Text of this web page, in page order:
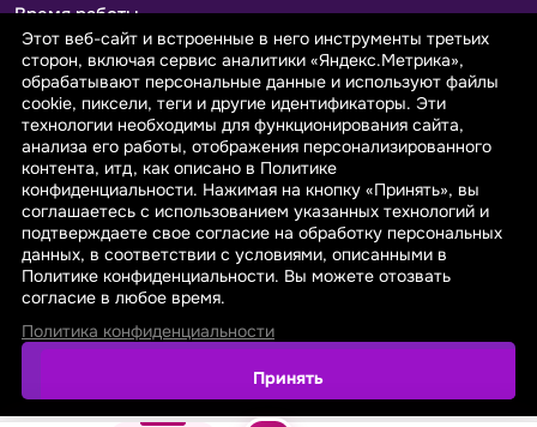
Время работы
Пн-Пт с 9.00 до 18.00
Сб-Вс: выходной
Принимаем к оплате
© 2026 sarafanovo.com - Интернет-магазин "САРАФАНОВО"
специализируется на производстве, продаже тканей оптом и в
розницу с доставкой по Роcсии и СНГ.
Политика обработки персональных данных
Этот веб-сайт и встроенные в него инструменты третьих
сторон, включая сервис аналитики «Яндекс.Метрика»,
обрабатывают персональные данные и используют файлы
cookie, пиксели, теги и другие идентификаторы. Эти
технологии необходимы для функционирования сайта,
анализа его работы, отображения персонализированного
контента, итд, как описано в Политике
конфиденциальности. Нажимая на кнопку «Принять», вы
соглашаетесь с использованием указанных технологий и
подтверждаете свое согласие на обработку персональных
данных, в соответствии с условиями, описанными в
Политике конфиденциальности. Вы можете отозвать
согласие в любое время.
Политика конфиденциальности